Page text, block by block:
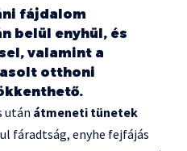
fájdalom
belül enyhül, és
valamint a
otthoni
után átmeneti tünetek
fáradtság, enyhe fejfájás